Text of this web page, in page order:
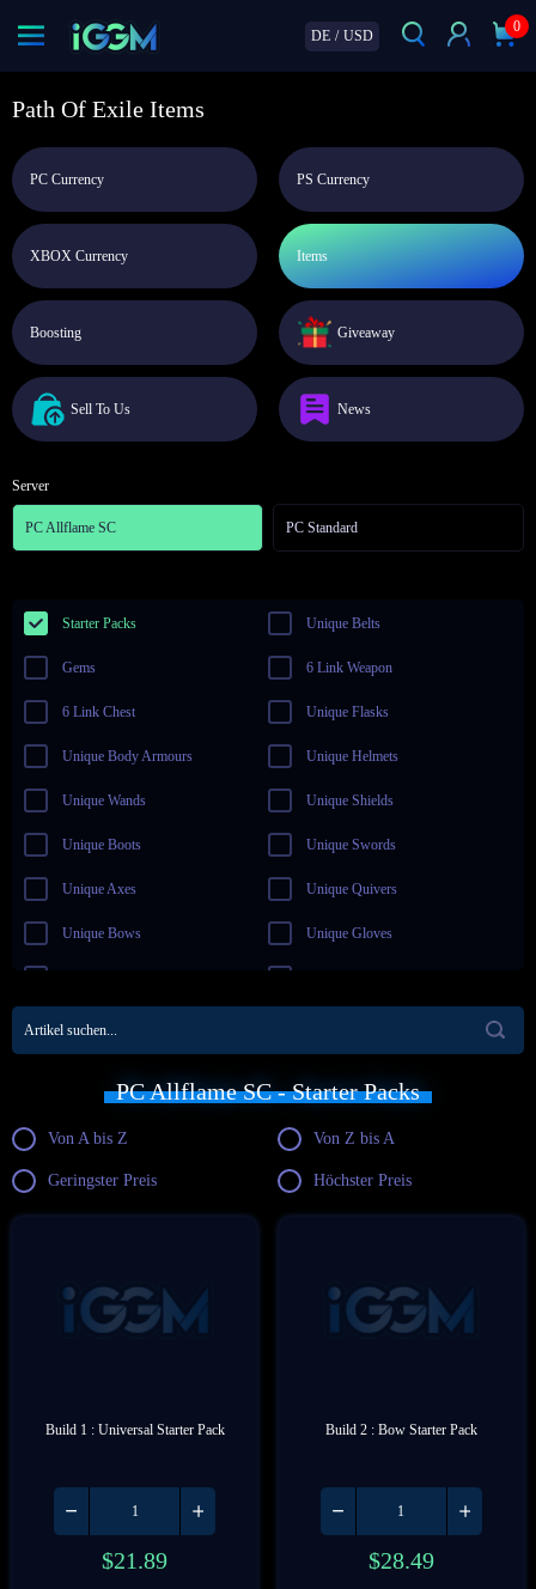
DE / USD
0
Path Of Exile Items
PC Currency PS Currency
XBOX Currency Items
Boosting Giveaway
Sell To Us News
Server
PC Allflame SC PC Standard
Starter Packs Unique Belts
Gems 6 Link Weapon
6 Link Chest Unique Flasks
Unique Body Armours Unique Helmets
Unique Wands Unique Shields
Unique Boots Unique Swords
Unique Axes Unique Quivers
Unique Bows Unique Gloves
Essence
PC Allflame SC - Starter Packs
Von A bis Z Von Z bis A
Geringster Preis Höchster Preis
Build 1 : Universal Starter Pack
$21.89
Build 2 : Bow Starter Pack
$28.49